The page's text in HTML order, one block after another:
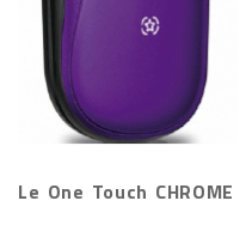
Le One Touch CHROME